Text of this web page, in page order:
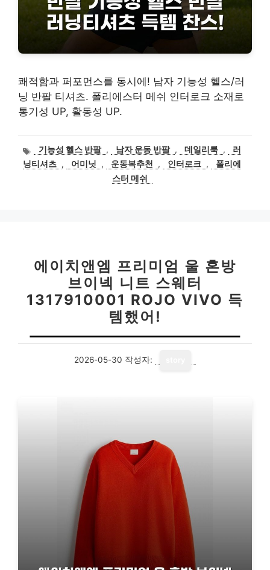
쾌적함과 퍼포먼스를 동시에! 남자 기능성 헬스/러
닝 반팔 티셔츠. 폴리에스터 메쉬 인터로크 소재로
통기성 UP, 활동성 UP.
태
그
기능성 헬스 반팔 , 남자 운동 반팔 , 데일리룩 ,
러
닝티셔츠 , 어미닛 , 운동복추천 , 인터로크 ,
폴리에
스터 메쉬
에이치앤엠 프리미엄 울 혼방
브이넥 니트 스웨터
1317910001 ROJO VIVO 득
템했어!
2026-05-30 작성자: